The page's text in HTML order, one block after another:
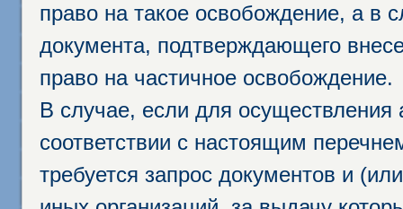
право на такое освобождение, а в
документа, подтверждающего
право на частичное освобождение.
В случае, если для осуществления
соответствии с настоящим
требуется запрос документов и